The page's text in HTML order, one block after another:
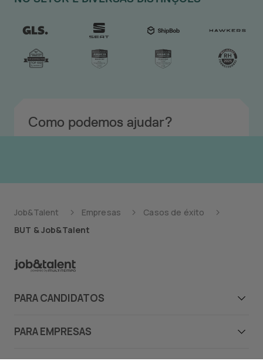
Como podemos ajudar?
Job&Talent Empresas
Casos de éxito
BUT & Job&Talent
PARA CANDIDATOS
PARA EMPRESAS